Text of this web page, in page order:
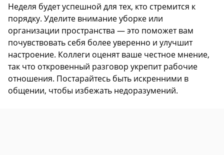
Неделя будет успешной для тех, кто стремится к
порядку. Уделите внимание уборке или
организации пространства — это поможет вам
почувствовать себя более уверенно и улучшит
настроение. Коллеги оценят ваше честное мнение,
так что откровенный разговор укрепит рабочие
отношения. Постарайтесь быть искренними в
общении, чтобы избежать недоразумений.